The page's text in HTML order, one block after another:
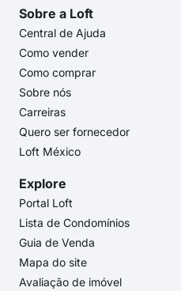
Sobre a Loft
Central de Ajuda
Como vender
Como comprar
Sobre nós
Carreiras
Quero ser fornecedor
Loft México
Explore
Portal Loft
Lista de Condomínios
Guia de Venda
Mapa do site
Avaliação de imóvel